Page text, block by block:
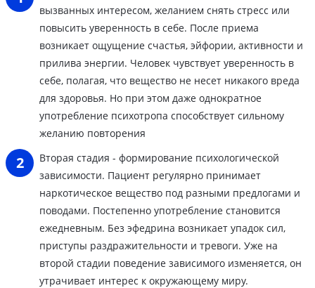
вызванных интересом, желанием снять стресс или
повысить уверенность в себе. После приема
возникает ощущение счастья, эйфории, активности и
прилива энергии. Человек чувствует уверенность в
себе, полагая, что вещество не несет никакого вреда
для здоровья. Но при этом даже однократное
употребление психотропа способствует сильному
желанию повторения
Вторая стадия - формирование психологической
зависимости. Пациент регулярно принимает
наркотическое вещество под разными предлогами и
поводами. Постепенно употребление становится
ежедневным. Без эфедрина возникает упадок сил,
приступы раздражительности и тревоги. Уже на
второй стадии поведение зависимого изменяется, он
утрачивает интерес к окружающему миру.